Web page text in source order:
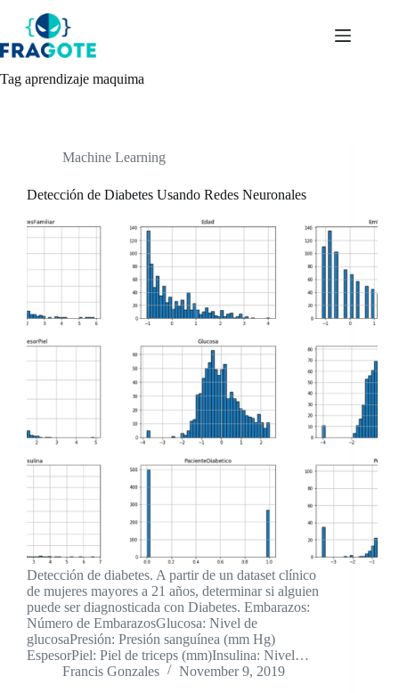
content
Tag aprendizaje maquima
Machine Learning
Detección de Diabetes Usando Redes Neuronales
Detección de diabetes. A partir de un dataset clínico
de mujeres mayores a 21 años, determinar si alguien
puede ser diagnosticada con Diabetes. Embarazos:
Número de EmbarazosGlucosa: Nivel de
glucosaPresión: Presión sanguínea (mm Hg)
EspesorPiel: Piel de triceps (mm)Insulina: Nivel…
Francis Gonzales
November 9, 2019